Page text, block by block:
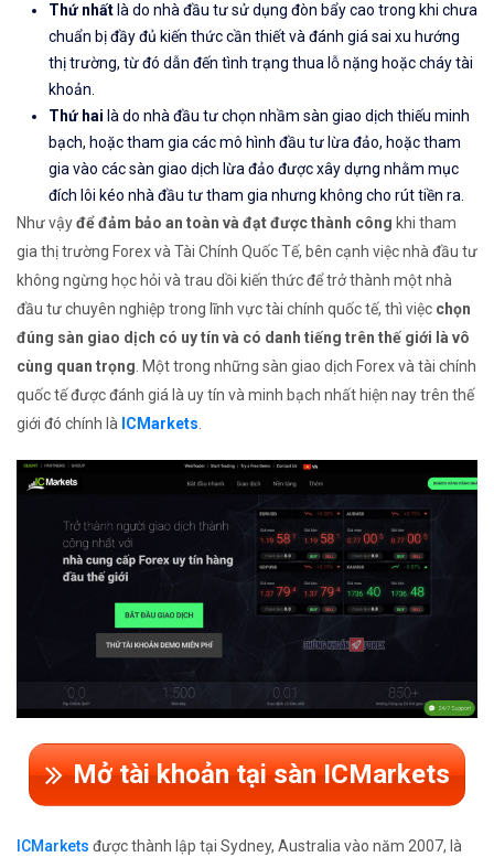
Thứ nhất là do nhà đầu tư sử dụng đòn bẩy cao trong khi chưa
chuẩn bị đầy đủ kiến thức cần thiết và đánh giá sai xu hướng
thị trường, từ đó dẫn đến tình trạng thua lỗ nặng hoặc cháy tài
khoản.
Thứ hai là do nhà đầu tư chọn nhầm sàn giao dịch thiếu minh
bạch, hoặc tham gia các mô hình đầu tư lừa đảo, hoặc tham
gia vào các sàn giao dịch lừa đảo được xây dựng nhằm mục
đích lôi kéo nhà đầu tư tham gia nhưng không cho rút tiền ra.
Như vậyđể đảm bảo an toàn và đạt được thành công khi tham
gia thị trường Forex và Tài Chính Quốc Tế, bên cạnh việc nhà đầu tư
không ngừng học hỏi và trau dồi kiến thức để trở thành một nhà
đầu tư chuyên nghiệp trong lĩnh vực tài chính quốc tế, thì việc chọn
đúng sàn giao dịch có uy tín và có danh tiếng trên thế giới là vô
cùng quan trọng. Một trong những sàn giao dịch Forex và tài chính
quốc tế được đánh giá là uy tín và minh bạch nhất hiện nay trên thế
giới đó chính là ICMarkets.
Mở tài khoản tại sàn ICMarkets
ICMarkets được thành lập tại Sydney, Australia vào năm 2007, là